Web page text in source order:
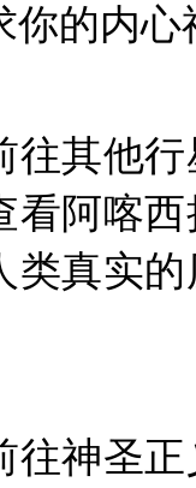
你的内
往其他
看阿喀
类真实
往神圣